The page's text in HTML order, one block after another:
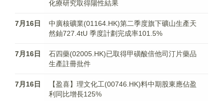
化療研究取得陽性結果
7月16日
中廣核礦業(01164.HK)第二季度旗下礦山生產天
然鈾727.4tU 季度計劃完成率101.5%
7月16日
石四藥(02005.HK)已取得甲磺酸倍他司汀片藥品
生產註冊批件
7月16日
【盈喜】理文化工(00746.HK)料中期股東應佔盈
利同比增長125%